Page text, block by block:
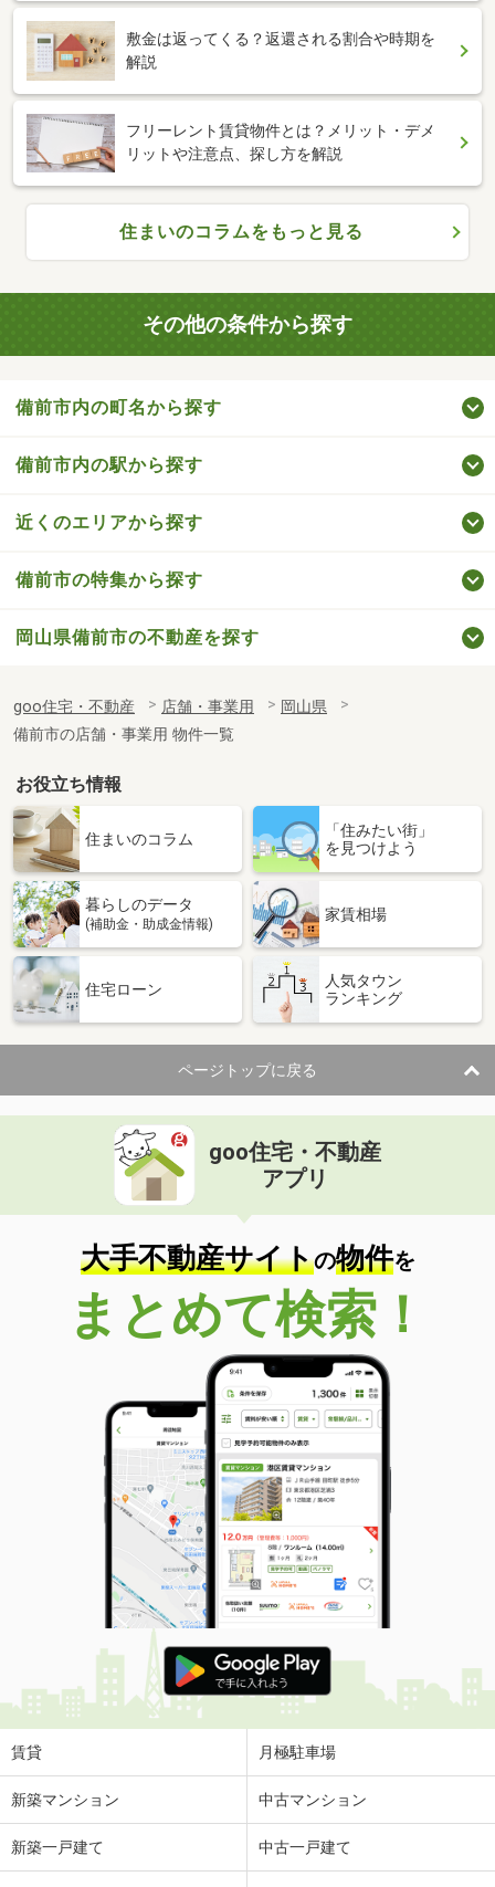
敷金は返ってくる？返還される割合や時期を
解説
フリーレント賃貸物件とは？メリット・デメ
リットや注意点、探し方を解説
住まいのコラムをもっと見る
その他の条件から探す
備前市内の町名から探す
備前市内の駅から探す
近くのエリアから探す
備前市の特集から探す
岡山県備前市の不動産を探す
goo住宅・不動産 店舗・事業用
岡山県
備前市の店舗・事業用 物件一覧
お役立ち情報
住まいのコラム
「住みたい街」
を見つけよう
暮らしのデータ
(補助金・助成金情報)
家賃相場
住宅ローン
人気タウン
ランキング
ページトップに戻る
goo住宅・不動産
アプリ
大手不動産サイトの物件を
まとめて検索！
賃貸 月極駐車場
新築マンション 中古マンション
新築一戸建て 中古一戸建て